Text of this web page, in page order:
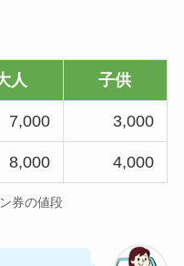
人 子供
7,000 3,000
8,000 4,000
券の値段